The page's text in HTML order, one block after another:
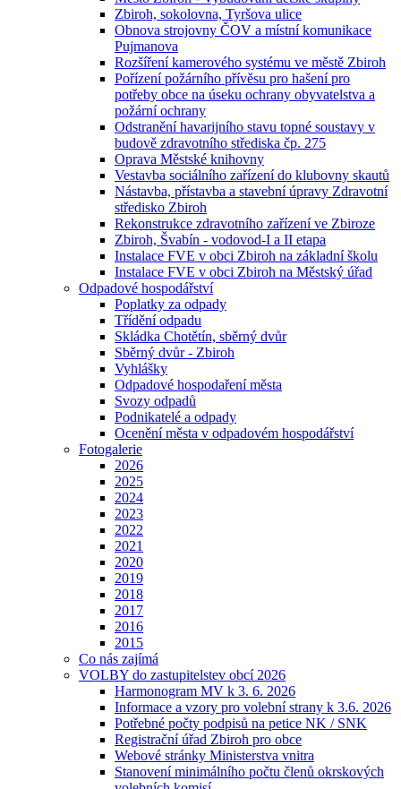
Zbiroh, sokolovna, Tyršova ulice
Obnova strojovny ČOV a místní komunikace
Pujmanova
Rozšíření kamerového systému ve městě Zbiroh
Pořízení požárního přívěsu pro hašení pro
potřeby obce na úseku ochrany obyvatelstva a
požární ochrany
Odstranění havarijního stavu topné soustavy v
budově zdravotního střediska čp. 275
Oprava Městské knihovny
Vestavba sociálního zařízení do klubovny skautů
Nástavba, přístavba a stavební úpravy Zdravotní
středisko Zbiroh
Rekonstrukce zdravotního zařízení ve Zbiroze
Zbiroh, Švabín - vodovod-I a II etapa
Instalace FVE v obci Zbiroh na základní školu
Instalace FVE v obci Zbiroh na Městský úřad
Odpadové hospodářství
Poplatky za odpady
Třídění odpadu
Skládka Chotětín, sběrný dvůr
Sběrný dvůr - Zbiroh
Vyhlášky
Odpadové hospodaření města
Svozy odpadů
Podnikatelé a odpady
Ocenění města v odpadovém hospodářství
Fotogalerie
2026
2025
2024
2023
2022
2021
2020
2019
2018
2017
2016
2015
Co nás zajímá
VOLBY do zastupitelstev obcí 2026
Harmonogram MV k 3. 6. 2026
Informace a vzory pro volební strany k 3.6. 2026
Potřebné počty podpisů na petice NK / SNK
Registrační úřad Zbiroh pro obce
Webové stránky Ministerstva vnitra
Stanovení minimálního počtu členů okrskových